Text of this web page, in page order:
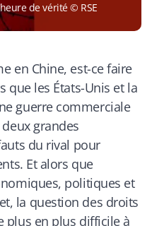
de vérité © RSE
en Chine, est-ce faire
que les États-Unis et la
guerre commerciale
grandes
du rival pour
Et alors que
politiques et
la question des droits
plus en plus difficile à